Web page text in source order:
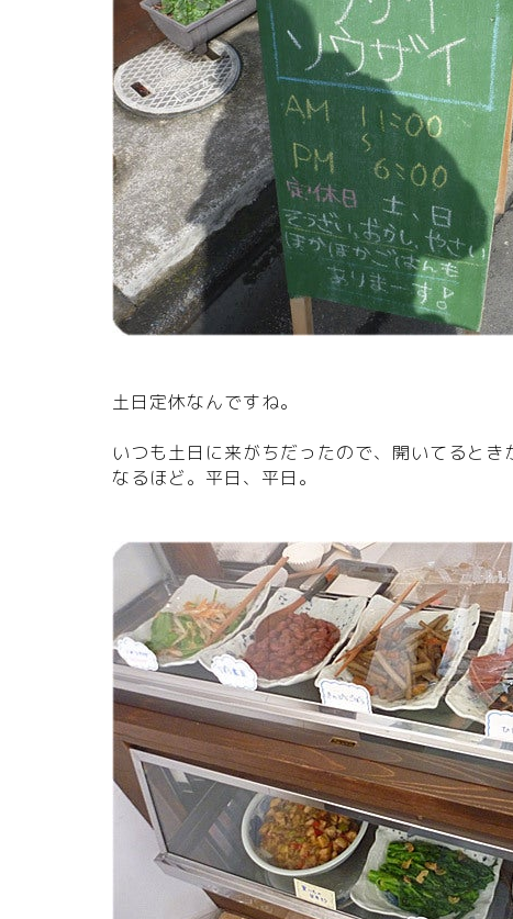
土日定休なんですね。
いつも土日に来がちだったので、開いてるとき
なるほど。平日、平日。